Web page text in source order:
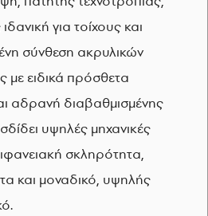
για τοίχους και
σύνθεση ακρυλικών
με ειδικά πρόσθετα
αδρανή διαβαθμισμένης
υψηλές μηχανικές
σκληρότητα,
και μοναδικό, υψηλής